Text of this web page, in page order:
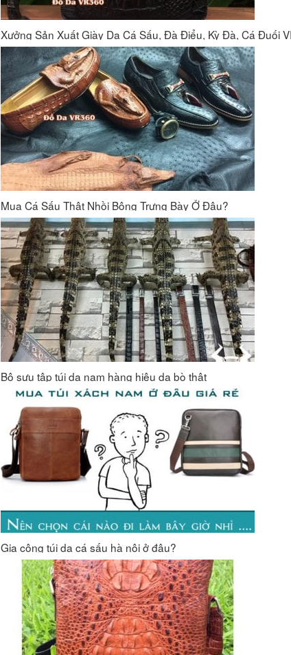
Túi đeo chéo nam công sở da bò sáp đựng tài liệu A4 KT57
Xưởng Sản Xuất Giày Da Cá Sấu, Đà Điểu, Kỳ Đà, Cá Đuối
Mua Cá Sấu Thật Nhồi Bông Trưng Bày Ở Đâu?
Bộ sưu tập túi da nam hàng hiệu da bò thật
Gia công túi da cá sấu hà nội ở đâu?